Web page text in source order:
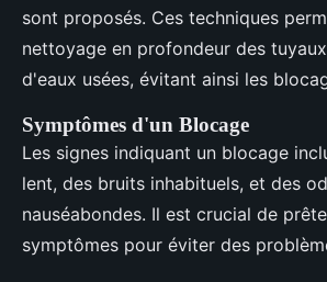
sont proposés. Ces techniques
nettoyage en profondeur des
d'eaux usées, évitant ainsi les
Symptômes d'un Blocage
Les signes indiquant un blocage
lent, des bruits inhabituels, et des
nauséabondes. Il est crucial de
symptômes pour éviter des